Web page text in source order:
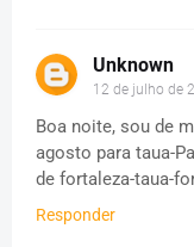
Unknown
12 de julho de
Boa noite, sou de
agosto para taua-
de fortaleza-taua-
Responder